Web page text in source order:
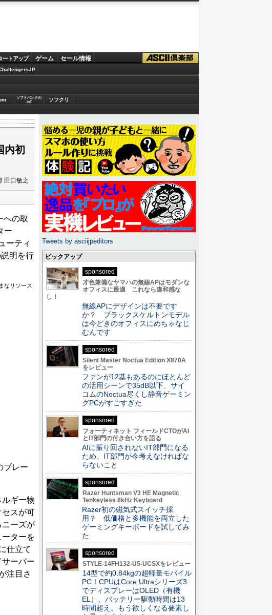
ートアップ ゲーム セール情報
ソフトバンクの
IoT
ソフクリ
内初
田口敏之
への取
ー
ーティ
明を行
なリソース
ブレー
ギー物
セスが可
ニーズが
ターを
仕立て
ーバー
注目さ
Tweets by asciijpeditors
ピックアップ
sponsored
才色兼備なヤマハの無線APはモダンな
オフィスに最適 これなら違和感な
し！
無線APにデザインは不要です
か？ ブラックスケルトンモデル
は今どきのオフィスにめちゃなじ
むんです
sponsored
Silent Master Noctua Edition X870A
をレビュー
ファンが12基もあるのにほとんど
の活用シーンで35dB以下、サイ
コムのNoctua尽くし静音ゲーミン
グPCがすごすぎた
sponsored
フォーティネット フィールドCTOがAI
とIT部門の付き合い方を語る
AIに振り回されないIT部門になる
ため、IT部門が今考えなければな
らないこと
sponsored
Razer Huntsman V3 HE Magnetic
Tenkeyless 8kHz Keyboard
Razer初の磁気式スイッチ採
用？ 低価格と多機能を両立した
ゲーミングキーボードを試してみ
た
sponsored
STYLE-14FH132-U5-UCSXをレビュー
14型で約0.84kgの超軽量モバイル
PC！CPUはCore Ultraシリーズ3
でディスプレーはOLED（有機
EL）、バッテリー駆動時間は13
時間超え。もう欲しくなる要素し